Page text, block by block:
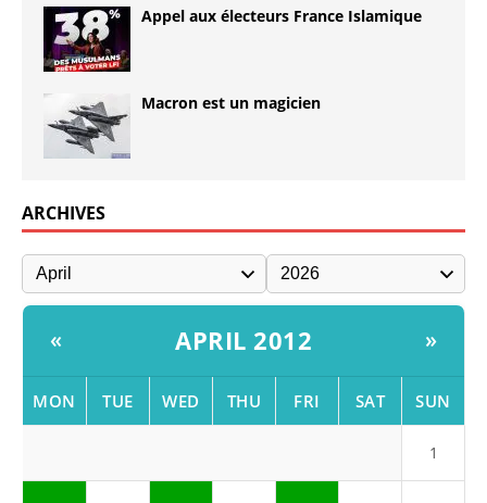
Appel aux électeurs France Islamique
Macron est un magicien
ARCHIVES
« APRIL 2012 »
MON TUE WED THU FRI SAT SUN
1